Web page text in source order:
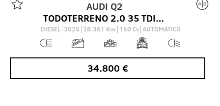
AUDI Q2
TODOTERRENO 2.0 35 TDI S TRONIC ADRENALIN 150 5P
DIESEL 2025 28.361 Km 150 Cv AUTOMÁTICO
34.800 €